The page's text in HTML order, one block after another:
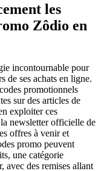
les
Zôdio en
incontournable pour
de ses achats en ligne.
promotionnels
sur des articles de
exploiter ces
newsletter officielle de
offres à venir et
promo peuvent
une catégorie
avec des remises allant